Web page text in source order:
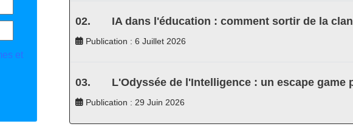
et
IA dans l'éducation : comment sortir de la
Publication : 6 Juillet 2026
L'Odyssée de l'Intelligence : un escape
Publication : 29 Juin 2026